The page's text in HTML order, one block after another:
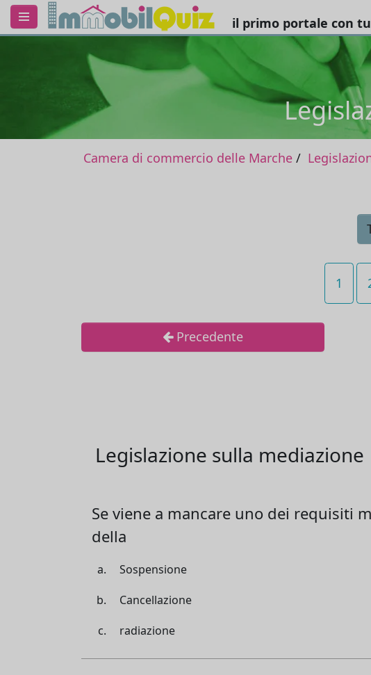
il primo portale con
Camera di commercio delle Marche
1
Precedente
Legislazione sulla mediazione
Se viene a mancare uno dei requisiti
della
Sospensione
Cancellazione
radiazione